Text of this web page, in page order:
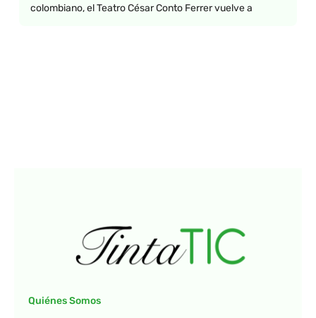
colombiano, el Teatro César Conto Ferrer vuelve a
Quiénes Somos